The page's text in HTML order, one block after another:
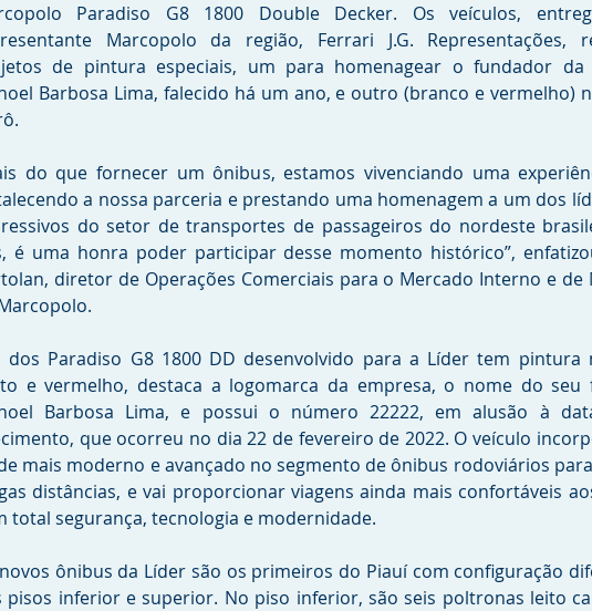
Paradiso G8 1800 Double Decker. Os veículos,
Marcopolo da região, Ferrari J.G. Representações,
de pintura especiais, um para homenagear o fundador da
Barbosa Lima, falecido há um ano, e outro (branco e vermelho)
do que fornecer um ônibus, estamos vivenciando uma
a nossa parceria e prestando uma homenagem a um dos
do setor de transportes de passageiros do nordeste
é uma honra poder participar desse momento histórico”,
diretor de Operações Comerciais para o Mercado Interno e de
dos Paradiso G8 1800 DD desenvolvido para a Líder tem pintura
e vermelho, destaca a logomarca da empresa, o nome do seu
Barbosa Lima, e possui o número 22222, em alusão à
que ocorreu no dia 22 de fevereiro de 2022. O veículo
mais moderno e avançado no segmento de ônibus rodoviários
distâncias, e vai proporcionar viagens ainda mais confortáveis
total segurança, tecnologia e modernidade.
ônibus da Líder são os primeiros do Piauí com configuração
pisos inferior e superior. No piso inferior, são seis poltronas leito